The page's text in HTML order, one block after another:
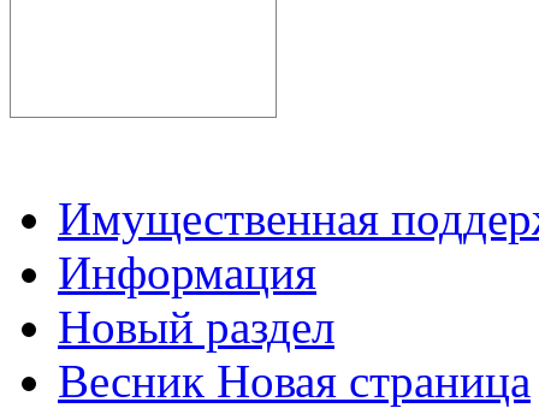
Имущественная
Информация
Новый раздел
Весник Новая страница